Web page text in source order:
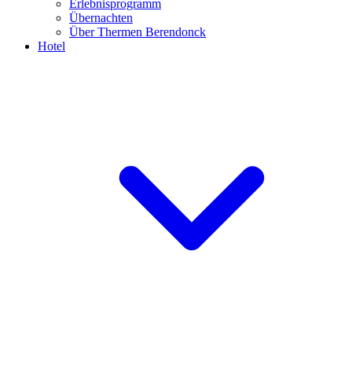
Erlebnisprogramm
Übernachten
Über Thermen Berendonck
Hotel